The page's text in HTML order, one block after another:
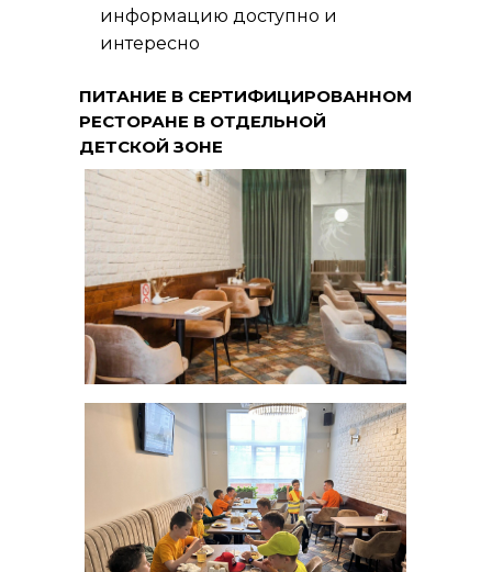
информацию доступно и
интересно
ПИТАНИЕ В СЕРТИФИЦИРОВАННОМ
РЕСТОРАНЕ В ОТДЕЛЬНОЙ
ДЕТСКОЙ ЗОНЕ
+7 (980) 459-16-30
Заказать звонок
119602, Москва, улица
Покрышкина, 8к2
Наше местоположение